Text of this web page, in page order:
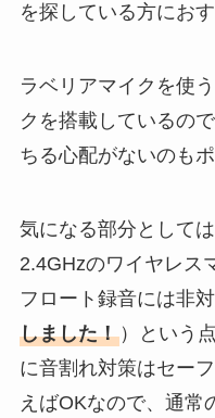
を探している方におす
ラベリアマイクを使
クを搭載しているの
ちる心配がないのも
気になる部分として
2.4GHzのワイヤレス
フロート録音には非
しました！）という
に音割れ対策はセー
えばOKなので、通常